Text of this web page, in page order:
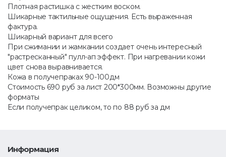
Плотная растишка с жестким воском.
Шикарные тактильные ощущения. Есть выраженная
фактура.
Шикарный вариант для всего
При сжимании и жамкании создает очень интересный
"растресканный" пулл-ап эффект. При нагревании кожи
цвет снова выравнивается.
Кожа в получепраках 90-100дм
Стоимость 690 руб за лист 200*300мм. Возможны другие
форматы
Если получепрак целиком, то по 88 руб за дм
Информация